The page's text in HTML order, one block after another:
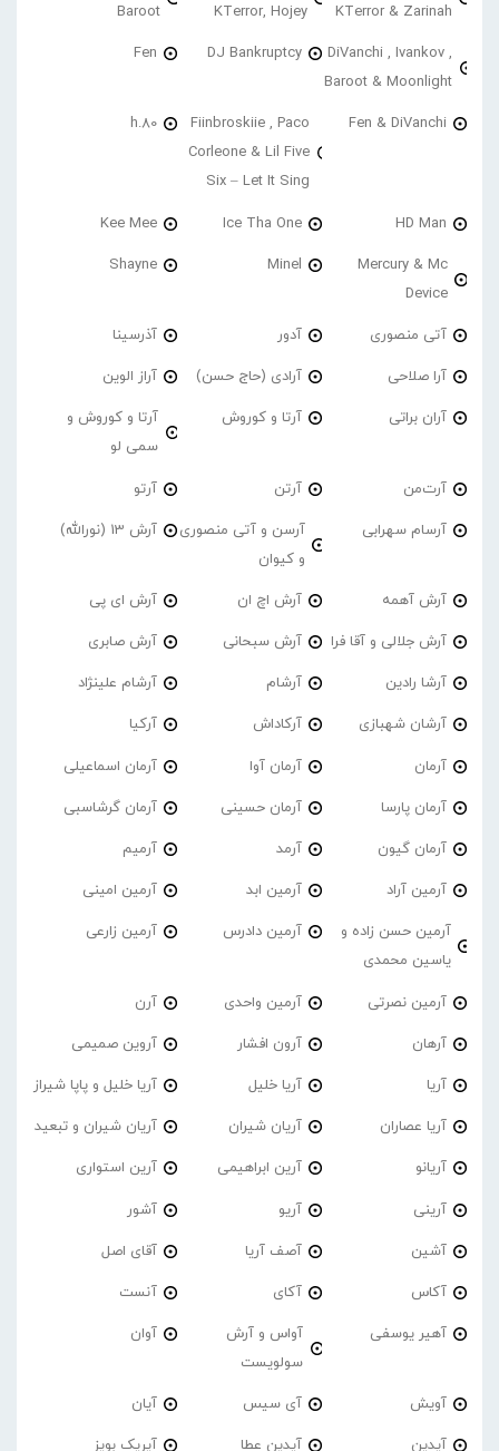
KTerror & Zarinah
KTerror, Hojey
Baroot
DiVanchi , Ivankov ,
Baroot & Moonlight
DJ Bankruptcy
Fen
Fen & DiVanchi
Fiinbroskiie , Paco
Corleone & Lil Five
Six – Let It Sing
h.80
HD Man
Ice Tha One
Kee Mee
Mercury & Mc
Device
Minel
Shayne
آتی منصوری آدور آذرسینا
آرا صلاحی آرادی (حاج حسن) آراز الوین
آران براتی آرتا و کوروش
آرتا و کوروش و
سمی لو
آرت‌من آرتن آرتو
آرسام سهرابی
آرسن و آتی منصوری
و کیوان
آرش 13 (نورالله)
آرش آهمه آرش اچ ان آرش ای پی
آرش جلالی و آقا فرا آرش سبحانی آرش صابری
آرشا رادین آرشام آرشام علینژاد
آرشان شهبازی آرکاداش آرکیا
آرمان آرمان آوا آرمان اسماعیلی
آرمان پارسا آرمان حسینی آرمان گرشاسبی
آرمان گیون آرمد آرمیم
آرمین آراد آرمین ابد آرمین امینی
آرمین حسن زاده و
یاسین محمدی
آرمین دادرس آرمین زارعی
آرمین نصرتی آرمین واحدی آرن
آرهان آرون افشار آروین صمیمی
آریا آریا خلیل آریا خلیل و پاپا شیراز
آریا عصاران آریان شیران آریان شیران و تبعید
آریانو آرین ابراهیمی آرین استواری
آرینی آریو آشور
آشین آصف آریا آقای اصل
آکاس آکای آنست
آهیر یوسفی
آواس و آرش
سولویست
آوان
آویش آی سیس آیان
آیدین آیدین عطا آیریک بویز